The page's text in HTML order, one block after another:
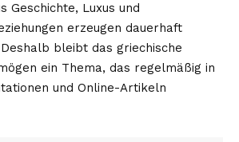
Geschichte, Luxus und
erzeugen dauerhaft
bleibt das griechische
ein Thema, das regelmäßig in
und Online-Artikeln